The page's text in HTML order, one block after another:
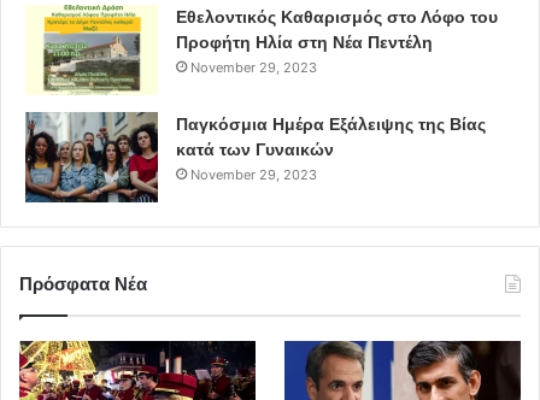
Εθελοντικός Καθαρισμός στο Λόφο του
Προφήτη Ηλία στη Νέα Πεντέλη
November 29, 2023
Παγκόσμια Ημέρα Εξάλειψης της Βίας
κατά των Γυναικών
November 29, 2023
Πρόσφατα Νέα